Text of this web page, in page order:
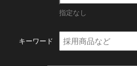
指定なし
キーワード